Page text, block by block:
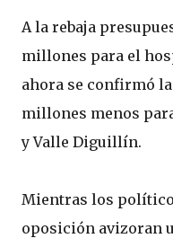
A la rebaja
millones para el
ahora se confirmó
millones menos
y Valle Diguillín.
Mientras los
oposición avizoran